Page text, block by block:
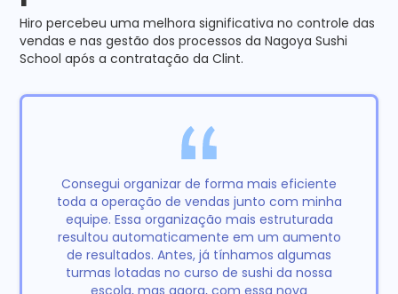
Hiro percebeu uma melhora significativa no controle das
vendas e nas gestão dos processos da Nagoya Sushi
School após a contratação da Clint.
Consegui organizar de forma mais eficiente
toda a operação de vendas junto com minha
equipe. Essa organização mais estruturada
resultou automaticamente em um aumento
de resultados. Antes, já tínhamos algumas
turmas lotadas no curso de sushi da nossa